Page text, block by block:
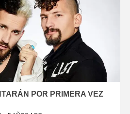
POR PRIMERA VEZ